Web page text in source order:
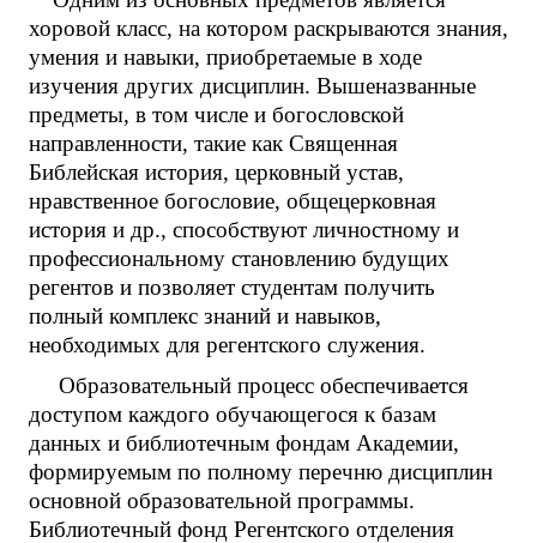
хоровой класс, на котором раскрываются знания,
умения и навыки, приобретаемые в ходе
изучения других дисциплин. Вышеназванные
предметы, в том числе и богословской
направленности, такие как Священная
Библейская история, церковный устав,
нравственное богословие, общецерковная
история и др., способствуют личностному и
профессиональному становлению будущих
регентов и позволяет студентам получить
полный комплекс знаний и навыков,
необходимых для регентского служения.
Образовательный процесс обеспечивается
доступом каждого обучающегося к базам
данных и библиотечным фондам Академии,
формируемым по полному перечню дисциплин
основной образовательной программы.
Библиотечный фонд Регентского отделения